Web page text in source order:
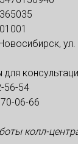
ул.
56-54
06-66
колл-